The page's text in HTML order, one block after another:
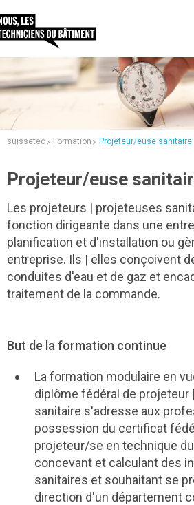
suissetec Formation Projeteur/euse sanitaire
Projeteur/euse
Les projeteurs | projeteuses
fonction dirigeante dans une
planification et d'installation ou
entreprise. Ils | elles conçoivent
conduites d'eau et de gaz et
traitement de la commande.
But de la formation continue
La formation modulaire en
diplôme fédéral de projeteur
sanitaire s'adresse aux
possession du certificat
projeteur/se en technique
concevant et calculant des
sanitaires et souhaitant se
direction d'un département